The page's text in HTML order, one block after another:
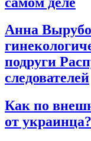
Анна
подруги
следователей
Как по
от украинца?